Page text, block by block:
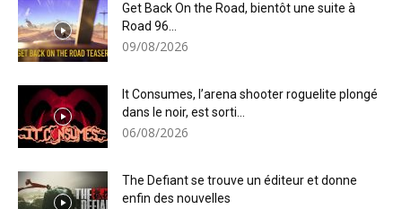
Get Back On the Road, bientôt une suite à
Road 96...
09/08/2026
It Consumes, l’arena shooter roguelite plongé
dans le noir, est sorti...
06/08/2026
The Defiant se trouve un éditeur et donne
enfin des nouvelles